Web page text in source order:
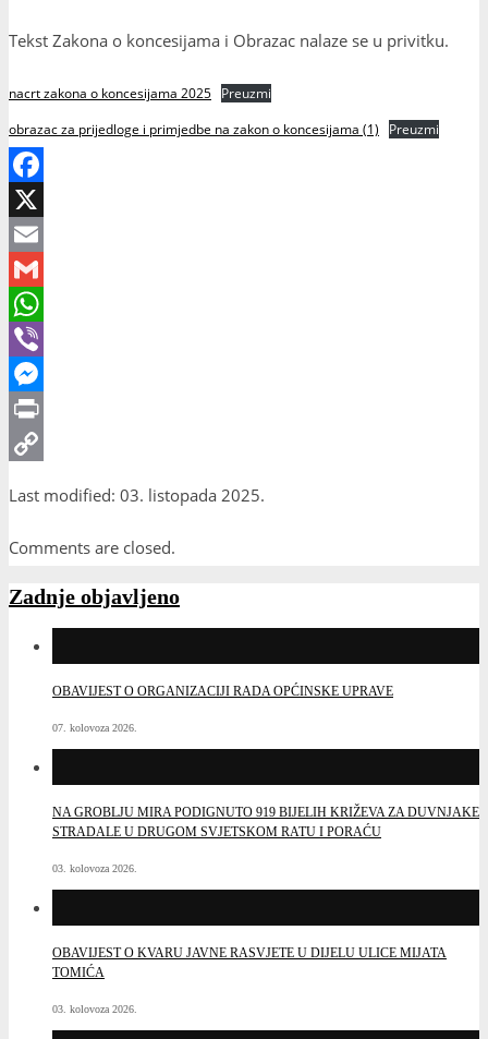
Tekst Zakona o koncesijama i Obrazac nalaze se u privitku.
nacrt zakona o koncesijama 2025 Preuzmi
obrazac za prijedloge i primjedbe na zakon o koncesijama (1)
Preuzmi
Facebook
X
Email
Gmail
WhatsApp
Viber
Messenger
Print
Last modified: 03. listopada 2025.
Comments are closed.
Zadnje objavljeno
OBAVIJEST O ORGANIZACIJI RADA OPĆINSKE UPRAVE
07. kolovoza 2026.
NA GROBLJU MIRA PODIGNUTO 919 BIJELIH KRIŽEVA ZA DUVNJAKE
STRADALE U DRUGOM SVJETSKOM RATU I PORAĆU
03. kolovoza 2026.
OBAVIJEST O KVARU JAVNE RASVJETE U DIJELU ULICE MIJATA
TOMIĆA
03. kolovoza 2026.